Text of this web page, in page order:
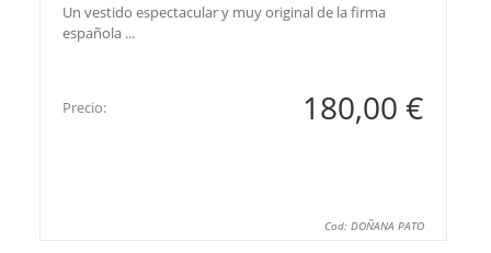
Un vestido espectacular y muy original de la firma
española ...
Precio: 180,00 €
Cod: DOÑANA PATO